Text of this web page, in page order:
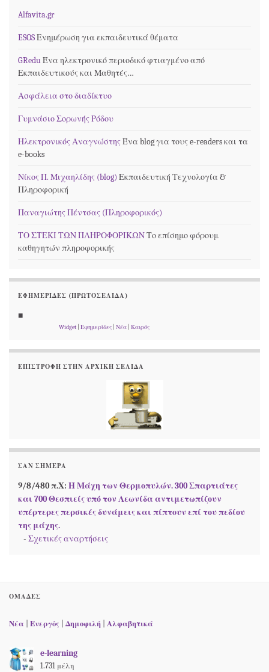
Alfavita.gr
ESOSΕνημέρωση για εκπαιδευτικά θέματα
GReduΈνα ηλεκτρονικό περιοδικό φτιαγμένο από
Εκπαιδευτικούς και Μαθητές…
Ασφάλεια στο διαδίκτυο
Γυμνάσιο Σορωνής Ρόδου
Ηλεκτρονικός ΑναγνώστηςΈνα blog για τους e-readers και τα
e-books
Νίκος Π. Μιχαηλίδης (blog) Εκπαιδευτική Τεχνολογία &
Πληροφορική
Παναγιώτης Πέντσας (Πληροφορικός)
ΤΟ ΣΤΕΚΙ ΤΩΝ ΠΛΗΡΟΦΟΡΙΚΩΝΤο επίσημο φόρουμ
καθηγητών πληροφορικής
ΕΦΗΜΕΡΊΔΕΣ (ΠΡΩΤΟΣΈΛΙΔΑ)
■
Widget Εφημερίδες Νέα Καιρός
ΕΠΙΣΤΡΟΦΉ ΣΤΗΝ ΑΡΧΙΚΉ ΣΕΛΊΔΑ
ΣΑΝ ΣΉΜΕΡΑ
9/8/480 π.Χ: Η Μάχη των Θερμοπυλών. 300 Σπαρτιάτες
και 700 Θεσπιείς υπό τον Λεωνίδα αντιμετωπίζουν
υπέρτερες περσικές δυνάμεις και πίπτουν επί του πεδίου
της μάχης.
- Σχετικές αναρτήσεις
ΟΜΆΔΕΣ
Νέα Ενεργός Δημοφιλή Αλφαβητικά
e-learning
1.731 μέλη